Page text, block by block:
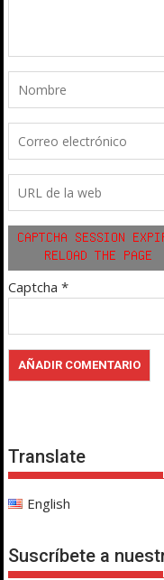
Captcha *
Translate
English
Suscríbete a